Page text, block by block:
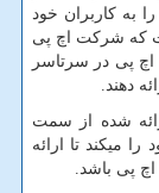
به کاربران خود
که شرکت اچ پی
اچ پی در سرتاسر
دهند.
شده از سمت
میکند تا ارائه
پی باشد.